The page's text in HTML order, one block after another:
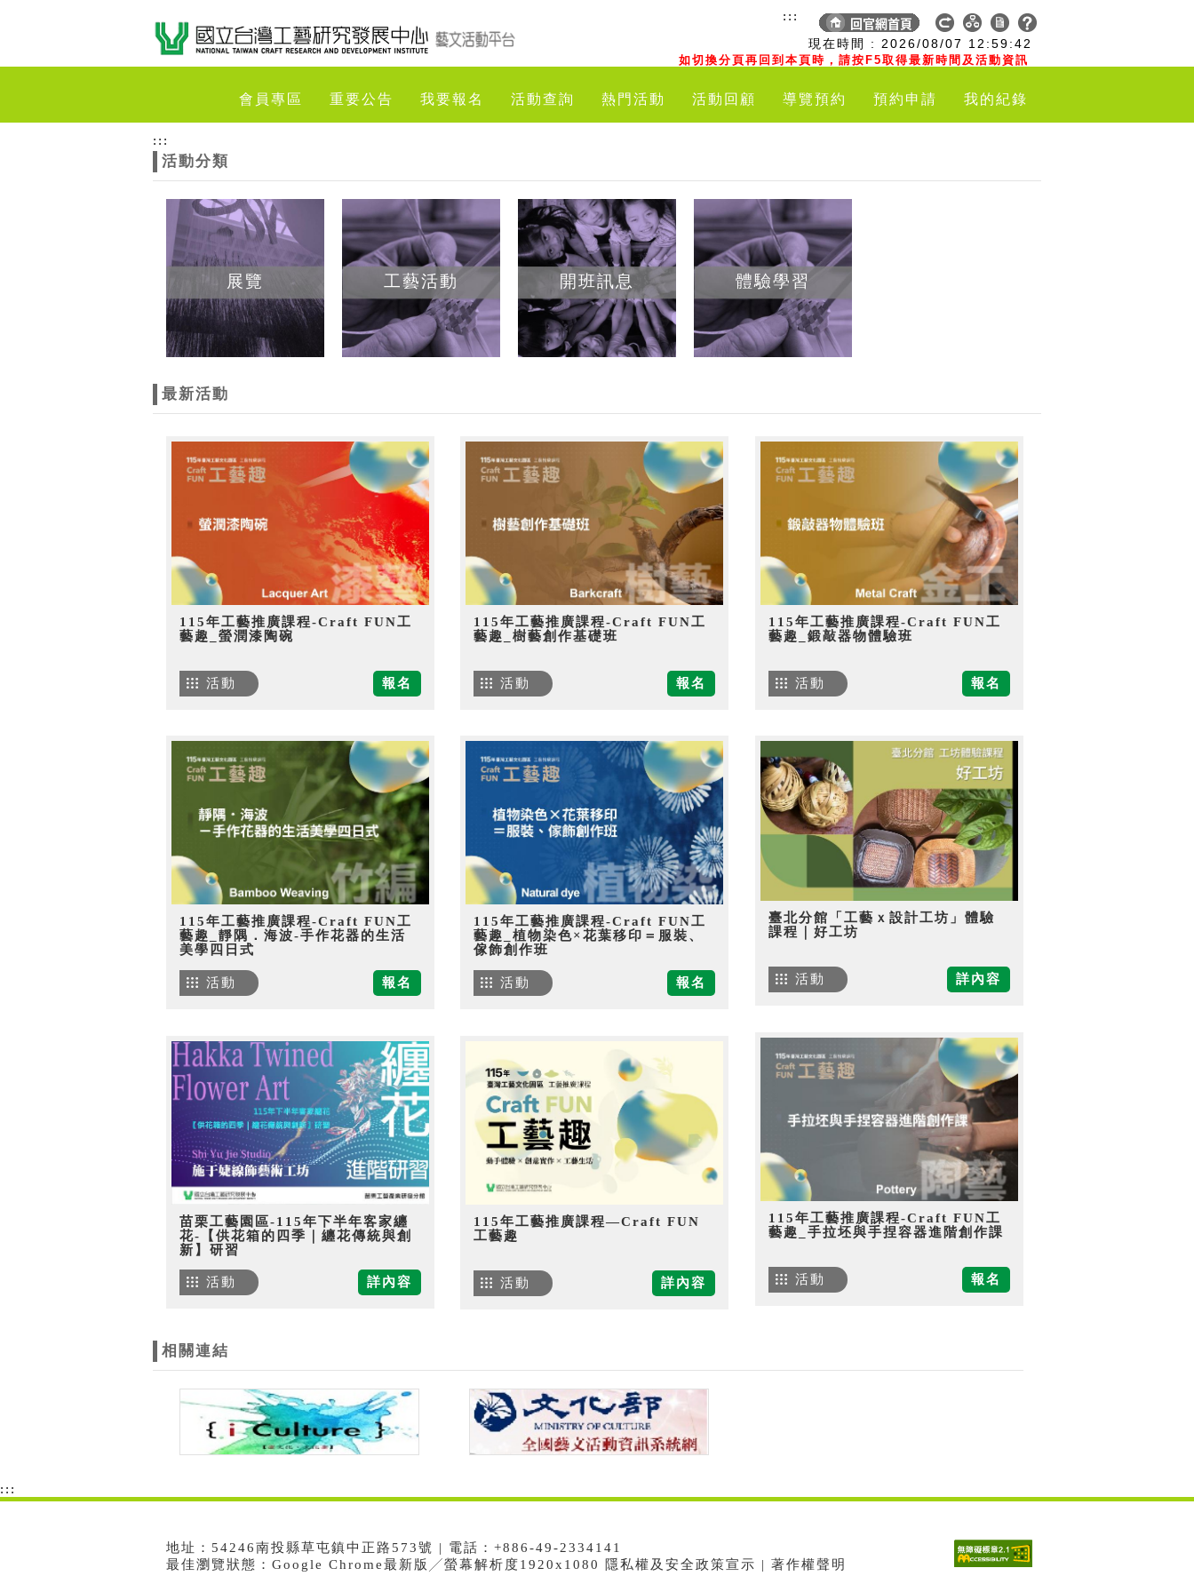
現在時間 : 2026/08/07 12:59:43
如切換分頁再回到本頁時，請按F5取得最新時間及活動資訊
:::
會員專區 重要公告 我要報名 活動查詢 熱門活動 活動回顧 導覽預約 預約申請 我的紀錄
:::
活動分類
展覽 工藝活動 開班訊息 體驗學習
最新活動
115年工藝推廣課程-Craft FUN工
藝趣_螢潤漆陶碗
報名
活動
115年工藝推廣課程-Craft FUN工
藝趣_樹藝創作基礎班
報名
活動
115年工藝推廣課程-Craft FUN工
藝趣_鍛敲器物體驗班
報名
活動
115年工藝推廣課程-Craft FUN工
藝趣_靜隅．海波-手作花器的生活
美學四日式
報名
活動
115年工藝推廣課程-Craft FUN工
藝趣_植物染色×花葉移印＝服裝、
傢飾創作班
報名
活動
臺北分館「工藝ｘ設計工坊」體驗
課程｜好工坊
詳內容
活動
115年工藝推廣課程-Craft FUN工
藝趣_手拉坯與手捏容器進階創作課
報名
活動
苗栗工藝園區-115年下半年客家纏
花-【供花箱的四季｜纏花傳統與創
新】研習
詳內容
活動
115年工藝推廣課程—Craft FUN
工藝趣
詳內容
活動
相關連結
:::
地址：54246南投縣草屯鎮中正路573號 | 電話：+886-49-2334141
最佳瀏覽狀態：Google Chrome最新版╱螢幕解析度1920x1080 隱私權及安全政策宣示 | 著作權聲明